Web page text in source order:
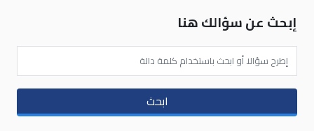
إبحث عن سؤالك هنا
ابحث